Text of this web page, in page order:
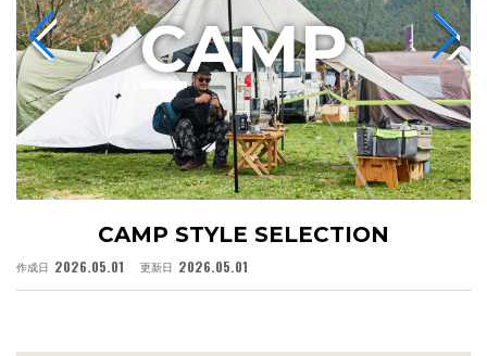
CAMP STYLE SELECTION
作成日 2026.05.01 更新日 2026.05.01
CAMP